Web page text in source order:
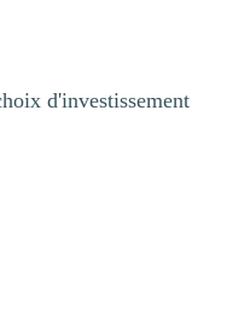
d'investissement